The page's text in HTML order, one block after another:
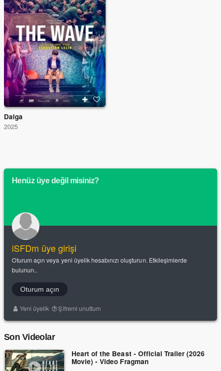
Dalga
2025
Henüz üye değil misiniz?
iSFDm üye girişi
Oturum açın veya yeni üyelik hesabınızı oluşturun. Etkileşimlerde
bulunun..
Oturum açın
Yeni üyelik Şifremi unuttum
Son Videolar
Heart of the Beast - Official Trailer (2026
Movie) - Video Fragman